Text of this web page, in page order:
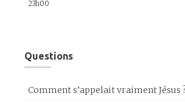
23h00
Questions
Comment s’appelait vraiment Jésus